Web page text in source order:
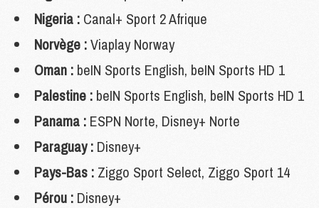
Nigeria : Canal+ Sport 2 Afrique
Norvège :Viaplay Norway
Oman : beIN Sports English, beIN Sports HD 1
Palestine : beIN Sports English, beIN Sports HD 1
Panama : ESPN Norte, Disney+ Norte
Paraguay : Disney+
Pays-Bas : Ziggo Sport Select, Ziggo Sport 14
Pérou : Disney+